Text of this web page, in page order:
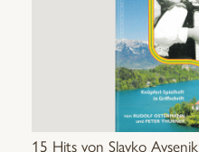
15 Hits von Slavko Avsenik